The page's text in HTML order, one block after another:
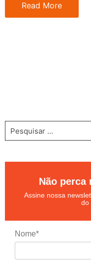
Read More
Não perca
Assine nossa
do
Nome*